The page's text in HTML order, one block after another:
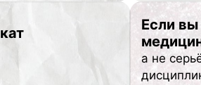
Если вы
а не